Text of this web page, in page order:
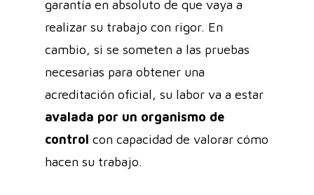
garantía en absoluto de que vaya a
realizar su trabajo con rigor. En
cambio, si se someten a las pruebas
necesarias para obtener una
acreditación oficial, su labor va a estar
avalada por un organismo de
control con capacidad de valorar cómo
hacen su trabajo.